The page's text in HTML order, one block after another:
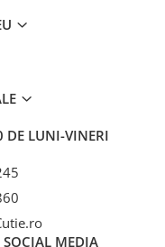
LUNI-VINERI
SOCIAL MEDIA